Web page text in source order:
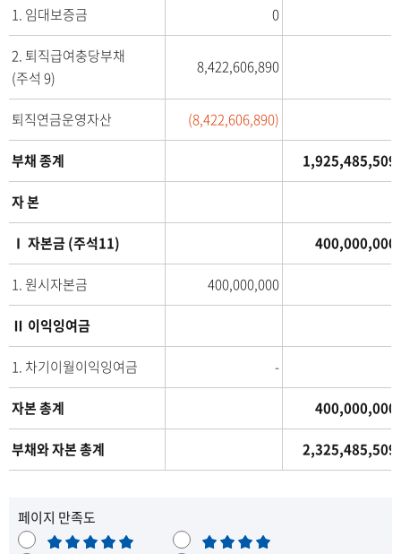
월
3
1
일
현
재
/
전
제
3
기
2
0
2
2
1
1. 임대보증금 0
2. 퇴직급여충당부채
(주석 9)
8,422,606,890
퇴직연금운영자산 (8,422,606,890)
부채 종계 1,925,485,509
자 본
Ⅰ 자본금 (주석11) 400,000,000
1. 원시자본금 400,000,000
Ⅱ 이익잉여금
1. 차기이월이익잉여금 -
자본 총계 400,000,000
부채와 자본 총계 2,325,485,509
페이지 만족도
매
만